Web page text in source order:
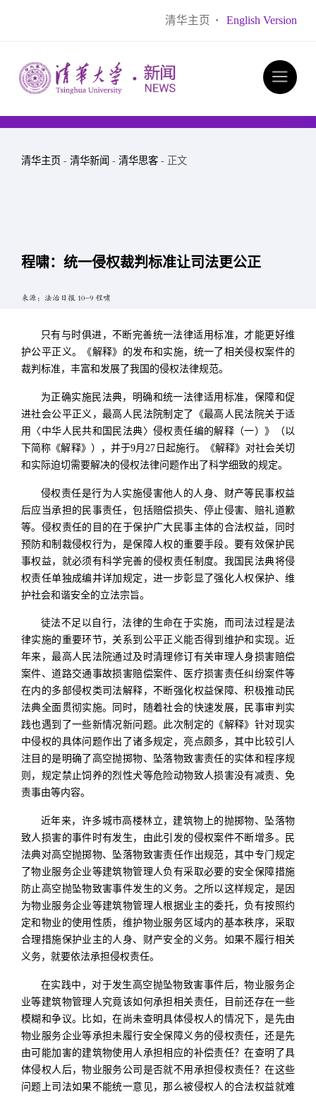
清华主页 · English Version
清华主页 - 清华新闻 - 清华思客 - 正文
程啸：统一侵权裁判标准让司法更公正
来源：法治日报 10-9 程啸
只有与时俱进，不断完善统一法律适用标准，才能更好维
护公平正义。《解释》的发布和实施，统一了相关侵权案件的
裁判标准，丰富和发展了我国的侵权法律规范。
为正确实施民法典，明确和统一法律适用标准，保障和促
进社会公平正义，最高人民法院制定了《最高人民法院关于适
用〈中华人民共和国民法典〉侵权责任编的解释（一）》（以
下简称《解释》），并于9月27日起施行。《解释》对社会关切
和实际迫切需要解决的侵权法律问题作出了科学细致的规定。
侵权责任是行为人实施侵害他人的人身、财产等民事权益
后应当承担的民事责任，包括赔偿损失、停止侵害、赔礼道歉
等。侵权责任的目的在于保护广大民事主体的合法权益，同时
预防和制裁侵权行为，是保障人权的重要手段。要有效保护民
事权益，就必须有科学完善的侵权责任制度。我国民法典将侵
权责任单独成编并详加规定，进一步彰显了强化人权保护、维
护社会和谐安全的立法宗旨。
徒法不足以自行，法律的生命在于实施，而司法过程是法
律实施的重要环节，关系到公平正义能否得到维护和实现。近
年来，最高人民法院通过及时清理修订有关审理人身损害赔偿
案件、道路交通事故损害赔偿案件、医疗损害责任纠纷案件等
在内的多部侵权类司法解释，不断强化权益保障、积极推动民
法典全面贯彻实施。同时，随着社会的快速发展，民事审判实
践也遇到了一些新情况新问题。此次制定的《解释》针对现实
中侵权的具体问题作出了诸多规定，亮点颇多，其中比较引人
注目的是明确了高空抛掷物、坠落物致害责任的实体和程序规
则，规定禁止饲养的烈性犬等危险动物致人损害没有减责、免
责事由等内容。
近年来，许多城市高楼林立，建筑物上的抛掷物、坠落物
致人损害的事件时有发生，由此引发的侵权案件不断增多。民
法典对高空抛掷物、坠落物致害责任作出规范，其中专门规定
了物业服务企业等建筑物管理人负有采取必要的安全保障措施
防止高空抛坠物致害事件发生的义务。之所以这样规定，是因
为物业服务企业等建筑物管理人根据业主的委托，负有按照约
定和物业的使用性质，维护物业服务区域内的基本秩序，采取
合理措施保护业主的人身、财产安全的义务。如果不履行相关
义务，就要依法承担侵权责任。
在实践中，对于发生高空抛坠物致害事件后，物业服务企
业等建筑物管理人究竟该如何承担相关责任，目前还存在一些
模糊和争议。比如，在尚未查明具体侵权人的情况下，是先由
物业服务企业等承担未履行安全保障义务的侵权责任，还是先
由可能加害的建筑物使用人承担相应的补偿责任？在查明了具
体侵权人后，物业服务公司是否就不用承担侵权责任？在这些
问题上司法如果不能统一意见，那么被侵权人的合法权益就难